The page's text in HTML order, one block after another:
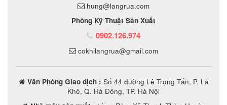
hung@langrua.com
Phòng Kỹ Thuật Sản Xuất
0902.126.974
cokhilangrua@gmail.com
Văn Phòng Giao dịch : Số 44 đường Lê Trọng Tấn, P. La
Khê, Q. Hà Đông, TP. Hà Nội